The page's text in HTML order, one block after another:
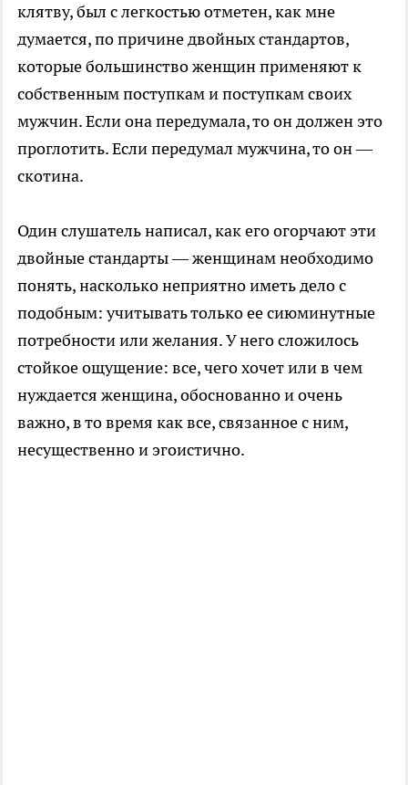
клятву, был с легкостью отметен, как мне
думается, по причине двойных стандартов,
которые большинство женщин применяют к
собственным поступкам и поступкам своих
мужчин. Если она передумала, то он должен это
проглотить. Если передумал мужчина, то он —
скотина.
Один слушатель написал, как его огорчают эти
двойные стандарты — женщинам необходимо
понять, насколько неприятно иметь дело с
подобным: учитывать только ее сиюминутные
потребности или желания. У него сложилось
стойкое ощущение: все, чего хочет или в чем
нуждается женщина, обоснованно и очень
важно, в то время как все, связанное с ним,
несущественно и эгоистично.